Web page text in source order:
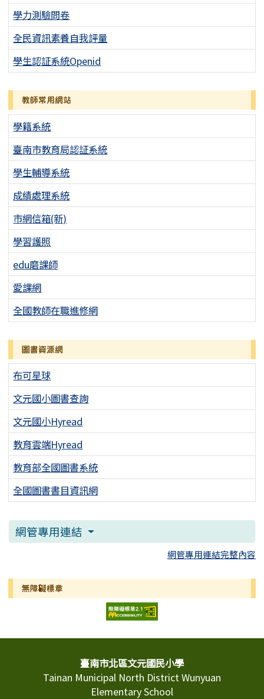
學力測驗問卷
全民資訊素養自我評量
學生認証系統Openid
教師常用網站
學籍系統
臺南市教育局認証系統
學生輔導系統
成績處理系統
市網信箱(新)
學習護照
edu磨課師
愛課網
全國教師在職進修網
圖書資源網
布可星球
文元國小圖書查詢
文元國小Hyread
教育雲端Hyread
教育部全國圖書系統
全國圖書書目資訊網
網管專用連結
網管專用連結完整內容
無障礙標章
頁尾區域內容臺南市北區文元國民小學
Tainan Municipal North District Wunyuan
Elementary School